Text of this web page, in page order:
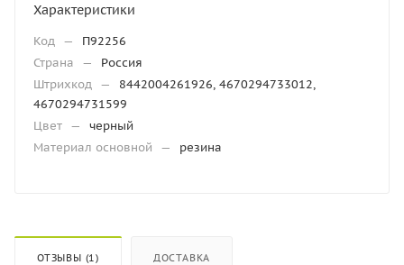
Характеристики
Код —
П92256
Страна
—
Россия
Штрихкод —
8442004261926, 4670294733012,
4670294731599
Цвет —
черный
Материал основной
— резина
ОТЗЫВЫ (1) ДОСТАВКА